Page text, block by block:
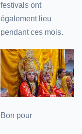
festivals ont
également lieu
pendant ces mois.
Bon pour